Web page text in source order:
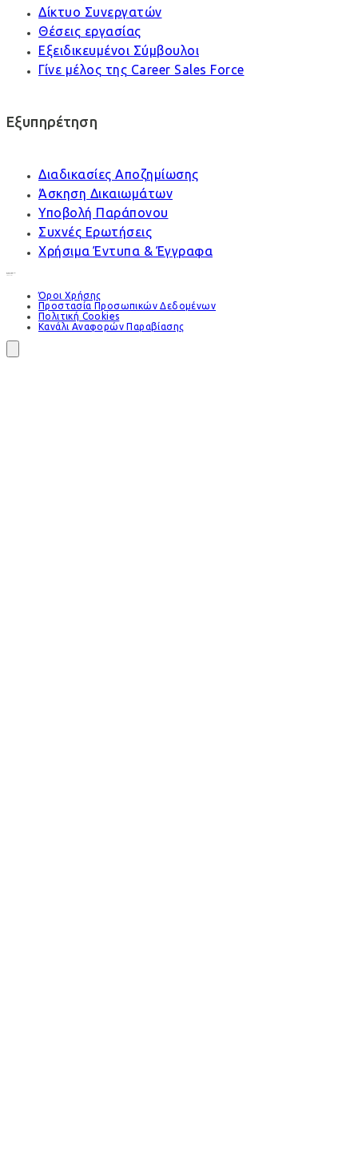
Δίκτυο Συνεργατών
Θέσεις εργασίας
Εξειδικευμένοι Σύμβουλοι
Γίνε μέλος της Career Sales Force
Εξυπηρέτηση
Διαδικασίες Αποζημίωσης
Άσκηση Δικαιωμάτων
Υποβολή Παράπονου
Συχνές Ερωτήσεις
Χρήσιμα Έντυπα & Έγγραφα
Όροι Χρήσης
Προστασία Προσωπικών Δεδομένων
Πολιτική Cookies
Κανάλι Αναφορών Παραβίασης